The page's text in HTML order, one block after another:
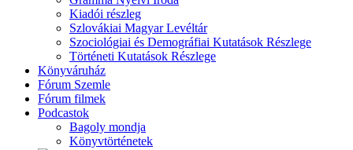
Kiadói részleg
Szlovákiai Magyar Levéltár
Szociológiai és Demográfiai Kutatások Részlege
Történeti Kutatások Részlege
Könyváruház
Fórum Szemle
Fórum filmek
Podcastok
Bagoly mondja
Könyvtörténetek